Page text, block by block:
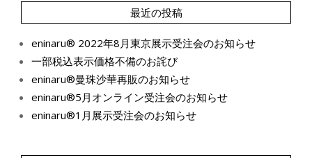
最近の投稿
eninaru® 2022年8月東京展示受注会のお知らせ
一部税込表示価格不備のお詫び
eninaru®曼珠沙華再販のお知らせ
eninaru®5月オンライン受注会のお知らせ
eninaru®1月展示受注会のお知らせ